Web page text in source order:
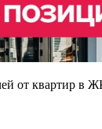
от квартир в